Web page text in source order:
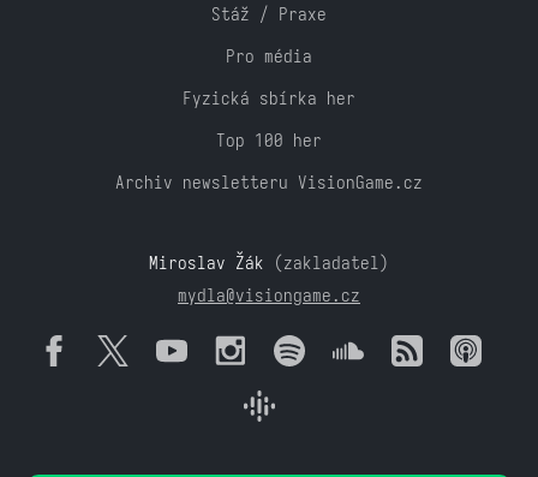
Stáž / Praxe
Pro média
Fyzická sbírka her
Top 100 her
Archiv newsletteru VisionGame.cz
Miroslav Žák (zakladatel)
mydla@visiongame.cz